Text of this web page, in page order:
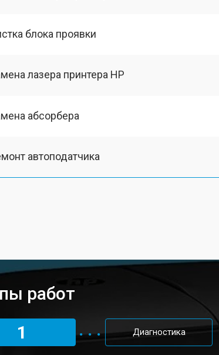
блока проявки
лазера принтера HP
абсорбера
автоподатчика
печки принтера HP
печатной головки
работ
1
Диагностика